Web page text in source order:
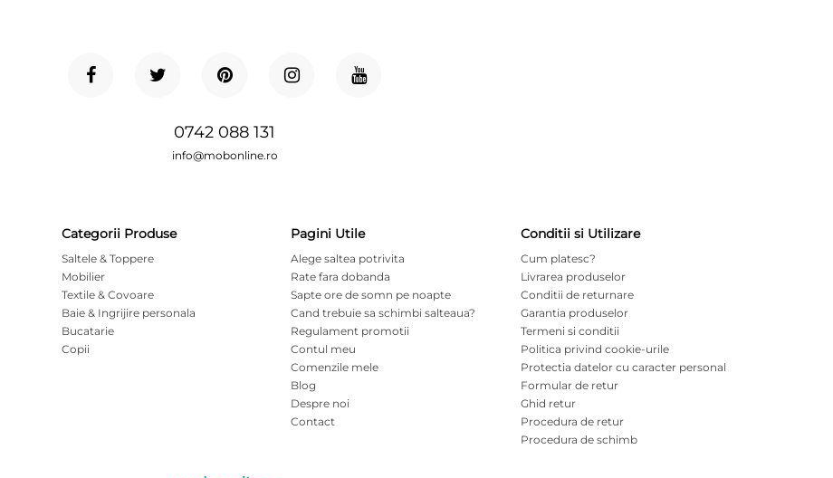
0742 088 131
info@mobonline.ro
Categorii Produse
Saltele & Toppere
Mobilier
Textile & Covoare
Baie & Ingrijire personala
Bucatarie
Copii
Pagini Utile
Alege saltea potrivita
Rate fara dobanda
Sapte ore de somn pe noapte
Cand trebuie sa schimbi salteaua?
Regulament promotii
Contul meu
Comenzile mele
Blog
Despre noi
Contact
Conditii si Utilizare
Cum platesc?
Livrarea produselor
Conditii de returnare
Garantia produselor
Termeni si conditii
Politica privind cookie-urile
Protectia datelor cu caracter personal
Formular de retur
Ghid retur
Procedura de retur
Procedura de schimb